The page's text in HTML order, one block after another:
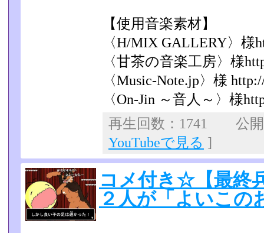
【使用音楽素材】
〈H/MIX GALLERY〉様
〈甘茶の音楽工房〉様
〈Music-Note.jp〉様
〈On-Jin ～音人～〉様
再生回数：1741 公
YouTubeで見る ]
コメ付き☆【最終
２人が「よいこの